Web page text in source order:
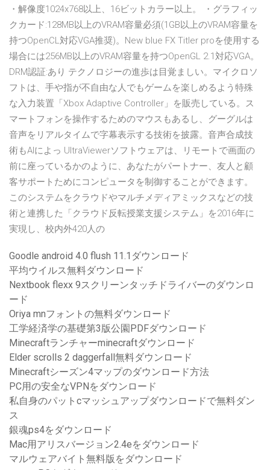
・解像度1024x768以上、16ビットカラー以上。 ・グラフィッ
クカード:128MB以上のVRAM容量必須(1GB以上のVRAM容量を
持つOpenCL対応VGA推奨)。New blue FX Titler proを使用する
場合には256MB以上のVRAM容量を持つOpenGL 2.1対応VGA。
DRM認証:あり テクノロジーの進歩は目覚ましい。マイクロソ
フトは、手や指が不自由な人でもゲームを楽しめるよう特殊
な入力装置「Xbox Adaptive Controller」を販売している。ス
マートフォンを操作するためのマウスもあるし、グーグルは
音声をリアルタイムで字幕表示する技術を披露。音声合成技
術もAIによっ UltraViewerソフトウェアは、リモートで画面の
前に座っているかのように、あなたがパートナー、友人と顧
客サポートためにコンピュータを制御することができます。
このシステムをクラウドやマルチメディアミックスなどの技
術と連携した「クラウド反転授業支援システム」を2016年に
実現し、校内外420人の
Goodle android 4.0 flush 11.1ダウンロード
平均ウイルス無料ダウンロード
Nextbook flexx 9スクリーンタッチドライバーのダウンロ
ード
Oriya mnフォントの無料ダウンロード
工学経済学の基礎第3版公園PDFダウンロード
Minecraftランチャーminecraftダウンロード
Elder scrolls 2 daggerfall無料ダウンロード
Minecraftシーズン4マップのダウンロード方法
PC用の安全なVPNをダウンロード
私自身のパットcマッシュアップダウンロードで無料ダン
ス
銀魂ps4をダウンロード
Mac用アリスバージョン2.4eをダウンロード
マルウェアバイト無料版をダウンロード